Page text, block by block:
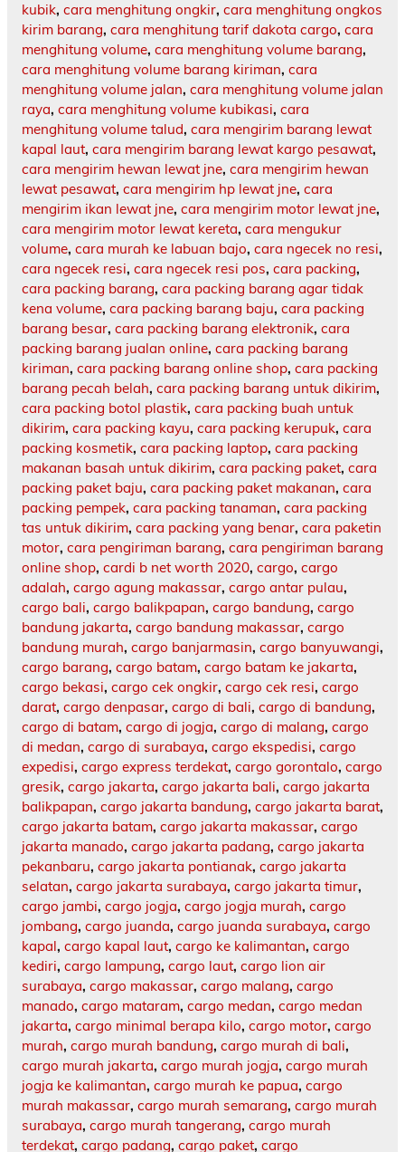
kubik, cara menghitung ongkir, cara menghitung ongkos
kirim barang, cara menghitung tarif dakota cargo, cara
menghitung volume, cara menghitung volume barang,
cara menghitung volume barang kiriman, cara
menghitung volume jalan, cara menghitung volume jalan
raya, cara menghitung volume kubikasi, cara
menghitung volume talud, cara mengirim barang lewat
kapal laut, cara mengirim barang lewat kargo pesawat,
cara mengirim hewan lewat jne, cara mengirim hewan
lewat pesawat, cara mengirim hp lewat jne, cara
mengirim ikan lewat jne, cara mengirim motor lewat jne,
cara mengirim motor lewat kereta, cara mengukur
volume, cara murah ke labuan bajo, cara ngecek no resi,
cara ngecek resi, cara ngecek resi pos, cara packing,
cara packing barang, cara packing barang agar tidak
kena volume, cara packing barang baju, cara packing
barang besar, cara packing barang elektronik, cara
packing barang jualan online, cara packing barang
kiriman, cara packing barang online shop, cara packing
barang pecah belah, cara packing barang untuk dikirim,
cara packing botol plastik, cara packing buah untuk
dikirim, cara packing kayu, cara packing kerupuk, cara
packing kosmetik, cara packing laptop, cara packing
makanan basah untuk dikirim, cara packing paket, cara
packing paket baju, cara packing paket makanan, cara
packing pempek, cara packing tanaman, cara packing
tas untuk dikirim, cara packing yang benar, cara paketin
motor, cara pengiriman barang, cara pengiriman barang
online shop, cardi b net worth 2020, cargo, cargo
adalah, cargo agung makassar, cargo antar pulau,
cargo bali, cargo balikpapan, cargo bandung, cargo
bandung jakarta, cargo bandung makassar, cargo
bandung murah, cargo banjarmasin, cargo banyuwangi,
cargo barang, cargo batam, cargo batam ke jakarta,
cargo bekasi, cargo cek ongkir, cargo cek resi, cargo
darat, cargo denpasar, cargo di bali, cargo di bandung,
cargo di batam, cargo di jogja, cargo di malang, cargo
di medan, cargo di surabaya, cargo ekspedisi, cargo
expedisi, cargo express terdekat, cargo gorontalo, cargo
gresik, cargo jakarta, cargo jakarta bali, cargo jakarta
balikpapan, cargo jakarta bandung, cargo jakarta barat,
cargo jakarta batam, cargo jakarta makassar, cargo
jakarta manado, cargo jakarta padang, cargo jakarta
pekanbaru, cargo jakarta pontianak, cargo jakarta
selatan, cargo jakarta surabaya, cargo jakarta timur,
cargo jambi, cargo jogja, cargo jogja murah, cargo
jombang, cargo juanda, cargo juanda surabaya, cargo
kapal, cargo kapal laut, cargo ke kalimantan, cargo
kediri, cargo lampung, cargo laut, cargo lion air
surabaya, cargo makassar, cargo malang, cargo
manado, cargo mataram, cargo medan, cargo medan
jakarta, cargo minimal berapa kilo, cargo motor, cargo
murah, cargo murah bandung, cargo murah di bali,
cargo murah jakarta, cargo murah jogja, cargo murah
jogja ke kalimantan, cargo murah ke papua, cargo
murah makassar, cargo murah semarang, cargo murah
surabaya, cargo murah tangerang, cargo murah
terdekat, cargo padang, cargo paket, cargo